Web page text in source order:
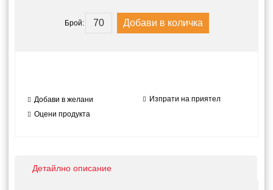
Брой:
Добави в желани
Изпрати на приятел
Оцени продукта
Детайлно описание